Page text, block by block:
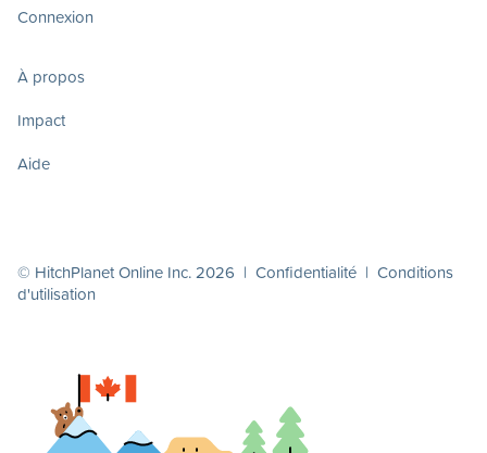
Connexion
À propos
Impact
Aide
© HitchPlanet Online Inc. 2026 | Confidentialité | Conditions
d'utilisation